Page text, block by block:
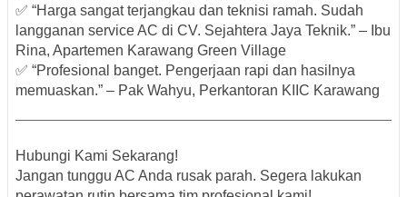
✅ “Harga sangat terjangkau dan teknisi ramah. Sudah
langganan service AC di CV. Sejahtera Jaya Teknik.” – Ibu
Rina, Apartemen Karawang Green Village
✅ “Profesional banget. Pengerjaan rapi dan hasilnya
memuaskan.” – Pak Wahyu, Perkantoran KIIC Karawang
Hubungi Kami Sekarang!
Jangan tunggu AC Anda rusak parah. Segera lakukan